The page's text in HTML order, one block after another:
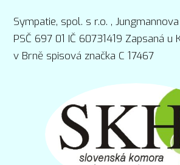
Sympatie, spol. s r.o. ,
PSČ 697 01 IČ 60731419 Zapsaná u
v Brně spisová značka C 17467